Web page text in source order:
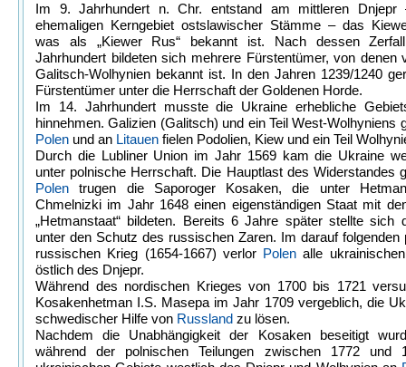
Im 9. Jahrhundert n. Chr. entstand am mittleren Dnjepr
ehemaligen Kerngebiet ostslawischer Stämme – das
was als „Kiewer Rus“ bekannt ist. Nach dessen
Jahrhundert bildeten sich mehrere Fürstentümer, von denen
Galitsch-Wolhynien bekannt ist. In den Jahren 1239/1240
Fürstentümer unter die Herrschaft der Goldenen Horde.
Im 14. Jahrhundert musste die Ukraine erhebliche
hinnehmen. Galizien (Galitsch) und ein Teil West-Wolhyniens
Polen und an Litauen fielen Podolien, Kiew und ein Teil
Durch die Lubliner Union im Jahr 1569 kam die Ukraine
unter polnische Herrschaft. Die Hauptlast des Widerstandes
Polen trugen die Saporoger Kosaken, die unter
Chmelnizki im Jahr 1648 einen eigenständigen Staat mit
„Hetmanstaat“ bildeten. Bereits 6 Jahre später stellte sich
unter den Schutz des russischen Zaren. Im darauf folgenden
russischen Krieg (1654-1667) verlor Polen alle
östlich des Dnjepr.
Während des nordischen Krieges von 1700 bis 1721
Kosakenhetman I.S. Masepa im Jahr 1709 vergeblich, die
schwedischer Hilfe von Russland zu lösen.
Nachdem die Unabhängigkeit der Kosaken beseitigt
während der polnischen Teilungen zwischen 1772 und